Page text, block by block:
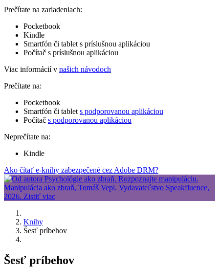
Prečítate na zariadeniach:
Pocketbook
Kindle
Smartfón či tablet s príslušnou aplikáciou
Počítač s príslušnou aplikáciou
Viac informácií v našich návodoch
Prečítate na:
Pocketbook
Smartfón či tablet s podporovanou aplikáciou
Počítač s podporovanou aplikáciou
Neprečítate na:
Kindle
Ako čítať e-knihy zabezpečené cez Adobe DRM?
Knihy
Šesť príbehov
Šesť príbehov